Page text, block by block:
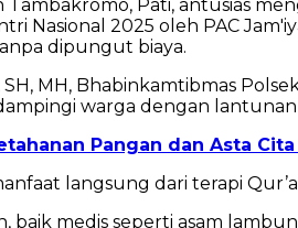
Pati, antusias
Nasional 2025 oleh PAC
dipungut biaya.
MH, Bhabinkamtibmas
warga dengan lantunan
Pangan dan Asta
langsung dari terapi
medis seperti asam